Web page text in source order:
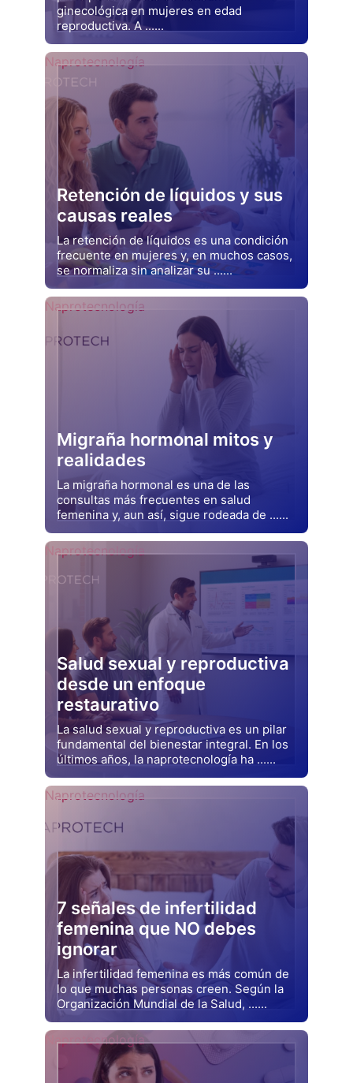
ginecológica en mujeres en edad
reproductiva. A ......
Drjluquerna
Retención de líquidos y sus
causas reales
La retención de líquidos es una condición
frecuente en mujeres y, en muchos casos,
se normaliza sin analizar su ......
Drjluquerna
Naprotecnología
Migraña hormonal mitos y
realidades
La migraña hormonal es una de las
consultas más frecuentes en salud
femenina y, aun así, sigue rodeada de ......
Drjluquerna
Naprotecnología
Salud sexual y reproductiva
desde un enfoque
restaurativo
La salud sexual y reproductiva es un pilar
fundamental del bienestar integral. En los
últimos años, la naprotecnología ha ......
Drjluquerna
Naprotecnología
7 señales de infertilidad
femenina que NO debes
ignorar
La infertilidad femenina es más común de
lo que muchas personas creen. Según la
Organización Mundial de la Salud, ......
Drjluquerna
Naprotecnología
Naprotecnología